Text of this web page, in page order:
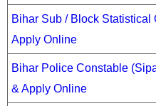
Bihar Sub / Block Statistical
Apply Online
Bihar Police Constable
& Apply Online